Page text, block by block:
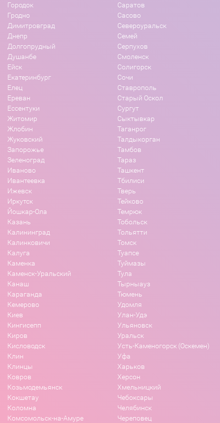
Городок
Гродно
Димитровград
Днепр
Долгопрудный
Душанбе
Ейск
Екатеринбург
Елец
Ереван
Ессентуки
Житомир
Жлобин
Жуковский
Запорожье
Зеленоград
Иваново
Ивантеевка
Ижевск
Иркутск
Йошкар-Ола
Казань
Калининград
Калинковичи
Калуга
Каменка
Каменск-Уральский
Канаш
Караганда
Кемерово
Киев
Кингисепп
Киров
Кисловодск
Клин
Клинцы
Ковров
Козьмодемьянск
Кокшетау
Коломна
Комсомольск-на-Амуре
Саратов
Сасово
Североуральск
Семей
Серпухов
Смоленск
Солигорск
Сочи
Ставрополь
Старый Оскол
Сургут
Сыктывкар
Таганрог
Талдыкорган
Тамбов
Тараз
Ташкент
Тбилиси
Тверь
Тейково
Темрюк
Тобольск
Тольятти
Томск
Туапсе
Туймазы
Тула
Тырныауз
Тюмень
Удомля
Улан-Удэ
Ульяновск
Уральск
Усть-Каменогорск (Оскемен)
Уфа
Харьков
Херсон
Хмельницкий
Чебоксары
Челябинск
Череповец